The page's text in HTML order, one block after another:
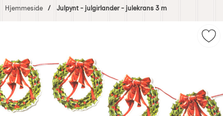
Hjemmeside Julpynt - julgirlander - julekrans 3 m